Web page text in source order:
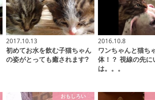
2017.10.13
初めてお水を飲む子猫ちゃん
の姿がとっても癒されます?
2016.10.8
ワンちゃんと猫ち
体！？ 視線の先に
は。。。
おもしろい